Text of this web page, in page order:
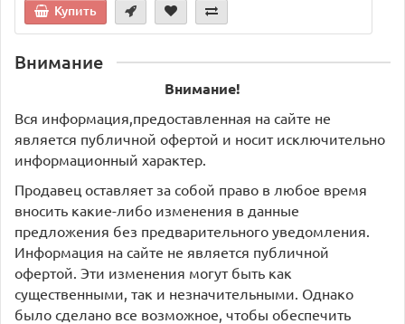
Купить
Внимание
Внимание!
Вся информация,предоставленная на сайте не
является публичной офертой и носит исключительно
информационный характер.
Продавец оставляет за собой право в любое время
вносить какие-либо изменения в данные
предложения без предварительного уведомления.
Информация на сайте не является публичной
офертой. Эти изменения могут быть как
существенными, так и незначительными. Однако
было сделано все возможное, чтобы обеспечить